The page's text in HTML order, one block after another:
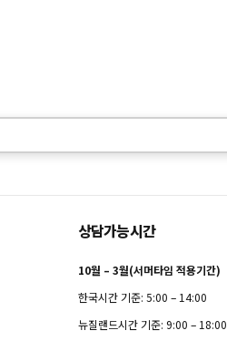
상담가능시간
10월 – 3월(서머타임 적용기간)
한국시간 기준: 5:00 – 14:00
뉴질랜드시간 기준: 9:00 – 18:00